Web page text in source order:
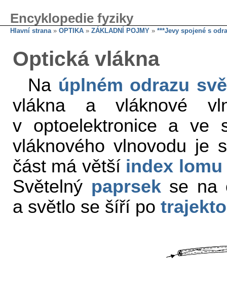
Encyklopedie fyziky
Hlavní strana» OPTIKA » ZÁKLADNÍ POJMY » ***Jevy spojené s
Optická vlákna
Na úplném odrazu
vlákna a vláknové
v optoelektronice a ve
vláknového vlnovodu je
část má větší index lomu
Světelný paprsekse na
a světlo se šíří po